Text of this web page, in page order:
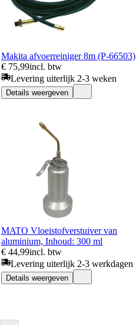
Makita afvoerreiniger 8m (P-66503)
€ 75,99incl. btw
Levering uiterlijk 2-3 weken
Details weergeven
MATO Vloeistofverstuiver van
aluminium, Inhoud: 300 ml
€ 44,99incl. btw
Levering uiterlijk 2-3 werkdagen
Details weergeven